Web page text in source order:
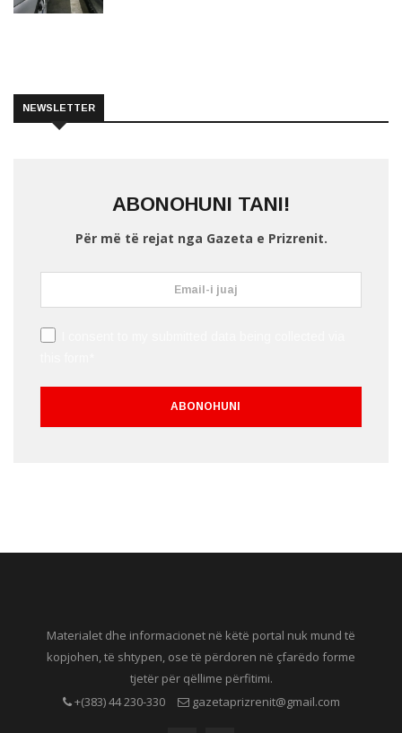
NEWSLETTER
ABONOHUNI TANI!
Për më të rejat nga Gazeta e Prizrenit.
Materialet dhe informacionet në këtë portal nuk mund të
kopjohen, të shtypen, ose të përdoren në çfarëdo forme
tjetër për qëllime përfitimi.
+(383) 44 230-330
gazetaprizrenit@gmail.com